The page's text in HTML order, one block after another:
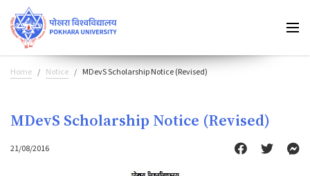
Home Notice MDevS Scholarship Notice (Revised)
MDevS Scholarship Notice (Revised)
21/08/2016